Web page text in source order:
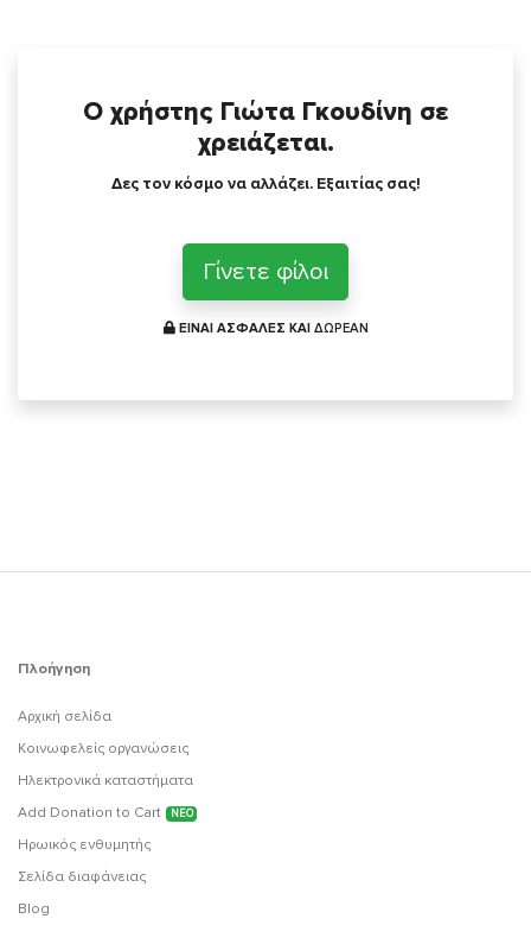
Ο χρήστης Γιώτα Γκουδίνη σε
χρειάζεται.
Δες τον κόσμο να αλλάζει. Εξαιτίας σας!
Γίνετε φίλοι
ΕΙΝΑΙ ΑΣΦΑΛΕΣ ΚΑΙ ΔΩΡΕΑΝ
Πλοήγηση
Αρχική σελίδα
Κοινωφελείς οργανώσεις
Ηλεκτρονικά καταστήματα
Add Donation to Cart
ΝΕΟ
Ηρωικός ενθυμητής
Σελίδα διαφάνειας
Blog